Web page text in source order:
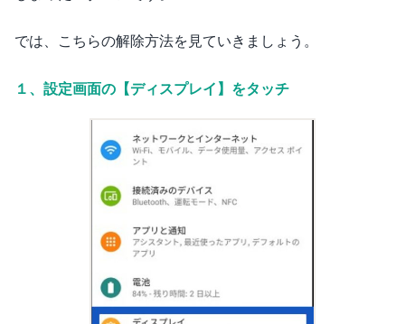
では、こちらの解除方法を見ていきましょう。
１、設定画面の【ディスプレイ】をタッチ